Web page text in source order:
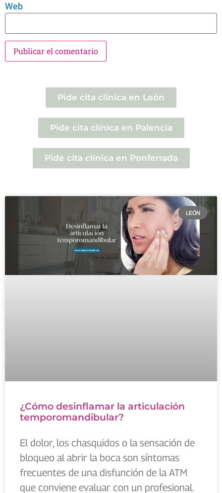
Web
Pide cita clínica en León
Pide cita clínica en Palencia
Pide cita clínica en Ponferrada
LEÓN
¿Cómo desinflamar la articulación
temporomandibular?
El dolor, los chasquidos o la sensación de
bloqueo al abrir la boca son síntomas
frecuentes de una disfunción de la ATM
que conviene evaluar con un profesional.